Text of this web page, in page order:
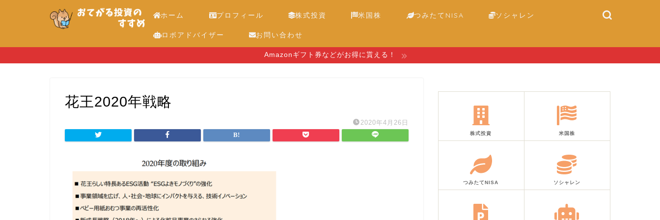
ホーム プロフィール 株式投資 米国株 つみたてNISA ソシャレン
ロボアドバイザー お問い合わせ
Amazonギフト券などがお得に貰える！
花王2020年戦略
2020年4月26日
株式投資 米国株
つみたてNISA ソシャレン